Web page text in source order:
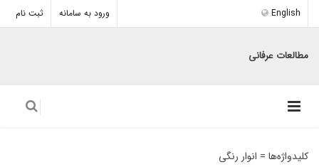
ورود به سامانه ثبت نام English
مطالعات عرفانی
کلیدواژه‌ها = انوار رنگی